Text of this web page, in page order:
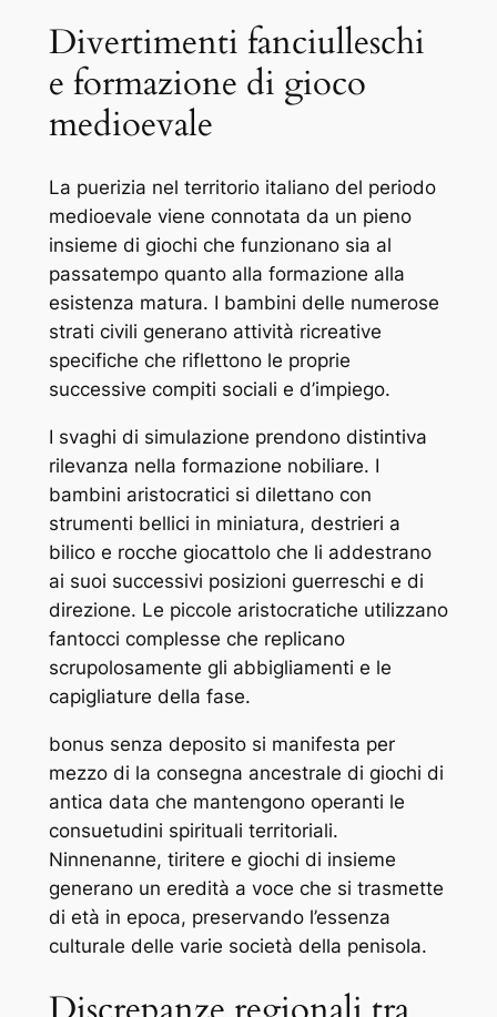
Divertimenti fanciulleschi
e formazione di gioco
medioevale
La puerizia nel territorio italiano del periodo
medioevale viene connotata da un pieno
insieme di giochi che funzionano sia al
passatempo quanto alla formazione alla
esistenza matura. I bambini delle numerose
strati civili generano attività ricreative
specifiche che riflettono le proprie
successive compiti sociali e d’impiego.
I svaghi di simulazione prendono distintiva
rilevanza nella formazione nobiliare. I
bambini aristocratici si dilettano con
strumenti bellici in miniatura, destrieri a
bilico e rocche giocattolo che li addestrano
ai suoi successivi posizioni guerreschi e di
direzione. Le piccole aristocratiche utilizzano
fantocci complesse che replicano
scrupolosamente gli abbigliamenti e le
capigliature della fase.
bonus senza deposito si manifesta per
mezzo di la consegna ancestrale di giochi di
antica data che mantengono operanti le
consuetudini spirituali territoriali.
Ninnenanne, tiritere e giochi di insieme
generano un eredità a voce che si trasmette
di età in epoca, preservando l’essenza
culturale delle varie società della penisola.